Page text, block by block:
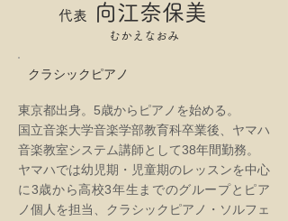
代表 向江奈保美
むかえなおみ
クラシックピアノ
東京都出身。5歳からピアノを始める。
国立音楽大学音楽学部教育科卒業後、ヤマハ
音楽教室システム講師として38年間勤務。
ヤマハでは幼児期・児童期のレッスンを中心
に3歳から高校3年生までのグループとピア
ノ個人を担当、クラシックピアノ・ソルフェ